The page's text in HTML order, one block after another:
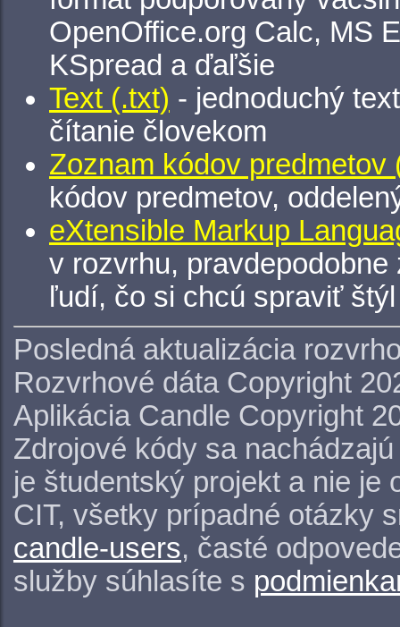
OpenOffice.org Calc, MS
KSpread a ďaľšie
Text (.txt) - jednoduchý
čítanie človekom
Zoznam kódov predmetov
kódov predmetov,
eXtensible Markup
v rozvrhu,
ľudí, čo si chcú spraviť
Posledná aktualizácia
Rozvrhové dáta Copyright
Aplikácia Candle Copyright
Zdrojové kódy sa
je študentský projekt a nie je
CIT, všetky prípadné otázky
candle-users, časté
služby súhlasíte s